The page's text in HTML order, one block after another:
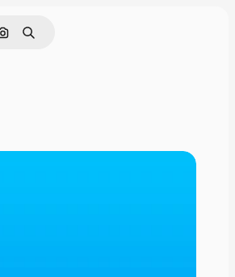
Поиск по изображению
Поиск